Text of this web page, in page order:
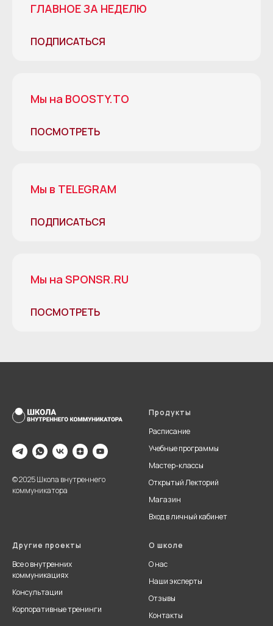
ГЛАВНОЕ ЗА НЕДЕЛЮ
ПОДПИСАТЬСЯ
Мы на BOOSTY.TO
ПОСМОТРЕТЬ
Мы в TELEGRAM
ПОДПИСАТЬСЯ
Мы на SPONSR.RU
ПОСМОТРЕТЬ
© 2025 Школа внутреннего
коммуникатора
Продукты
Расписание
Учебные программы
Мастер-классы
Открытый Лекторий
Магазин
Вход в личный кабинет
Другие проекты
Все о внутренних
коммуникациях
Консультации
Корпоративные тренинги
О школе
О нас
Наши эксперты
Отзывы
Контакты